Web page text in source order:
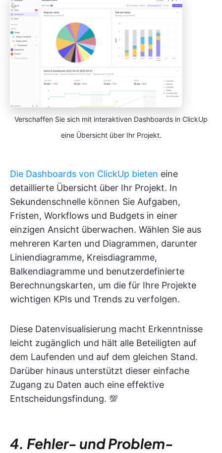
Verschaffen Sie sich mit interaktiven Dashboards in ClickUp
eine Übersicht über Ihr Projekt.
Die Dashboards von ClickUp bieten eine
detaillierte Übersicht über Ihr Projekt. In
Sekundenschnelle können Sie Aufgaben,
Fristen, Workflows und Budgets in einer
einzigen Ansicht überwachen. Wählen Sie aus
mehreren Karten und Diagrammen, darunter
Liniendiagramme, Kreisdiagramme,
Balkendiagramme und benutzerdefinierte
Berechnungskarten, um die für Ihre Projekte
wichtigen KPIs und Trends zu verfolgen.
Diese Datenvisualisierung macht Erkenntnisse
leicht zugänglich und hält alle Beteiligten auf
dem Laufenden und auf dem gleichen Stand.
Darüber hinaus unterstützt dieser einfache
Zugang zu Daten auch eine effektive
Entscheidungsfindung. 💯
4. Fehler- und Problem-